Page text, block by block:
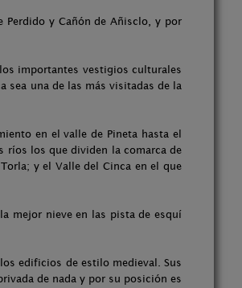
Perdido y Cañón de Añisclo, y por
importantes vestigios culturales
sea una de las más visitadas de la
en el valle de Pineta hasta el
ríos los que dividen la comarca de
y el Valle del Cinca en el que
mejor nieve en las pista de esquí
edificios de estilo medieval. Sus
de nada y por su posición es